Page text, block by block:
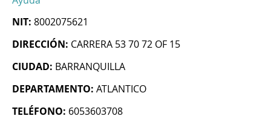
NIT: 8002075621
DIRECCIÓN: CARRERA 53 70 72 OF 15
CIUDAD: BARRANQUILLA
DEPARTAMENTO: ATLANTICO
TELÉFONO: 6053603708